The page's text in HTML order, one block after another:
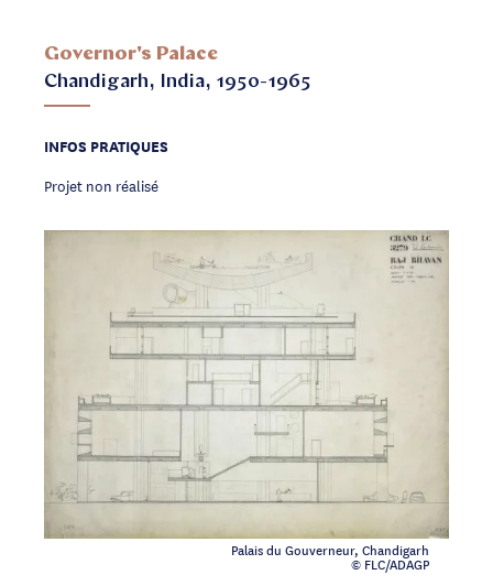
Governor's Palace
Chandigarh, India, 1950-1965
Palais du Gouverneur, Chandigarh
© FLC/ADAGP
INFOS PRATIQUES
Projet non réalisé